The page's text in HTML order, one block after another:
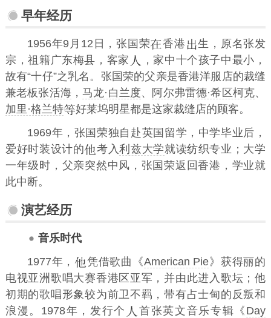
早年经历
1956年9月12日，张国荣 香港
生，原名张发
宗，祖籍广东梅县，客家
，家中十个孩子中最小，
故有“十仔”之乳名。张国荣的父亲是香港洋服店的裁缝
兼老板张活海，马龙·白兰度、 阿尔弗雷德·希区柯克、
加里·格兰特
好莱坞明星都是这家裁缝店的顾客。
1969年，张国荣独自赴英国留学，中学毕业后，
爱好时装设计的
考入利兹大学就读纺织专业；大学
一年级时，父亲突然中风，张国荣返回香港，学业就
此中断。
演艺经历
音乐时代
1977年，
凭借歌曲《American Pie》获得丽的
电视亚洲歌唱大赛香港区亚军，并由此进入歌坛；他
初期的歌唱形象较为前卫不羁，带有占士甸的反叛和
浪漫。1978年，发行个
首张英文音乐专辑《 Day